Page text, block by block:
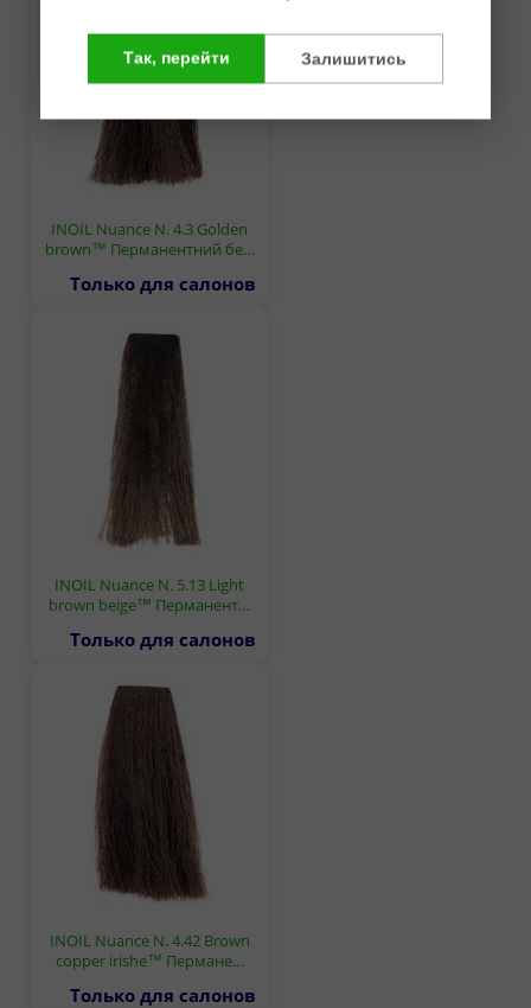
INOIL Nuance N. 4.3 Golden
brown™ Перманентний бе…
Только для салонов
INOIL Nuance N. 5.13 Light
brown beige™ Перманент…
Только для салонов
INOIL Nuance N. 4.42 Brown
copper irishe™ Пермане…
Только для салонов
Так, перейти Залишитись